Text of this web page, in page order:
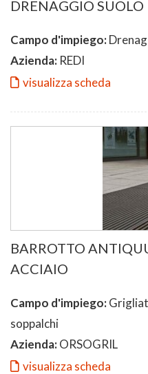
DRENAGGIO SUOLO
Campo d'impiego:
Azienda: REDI
visualizza scheda
BARROTTO
ACCIAIO
Campo d'impiego:
soppalchi
Azienda:ORSOGRIL
visualizza scheda